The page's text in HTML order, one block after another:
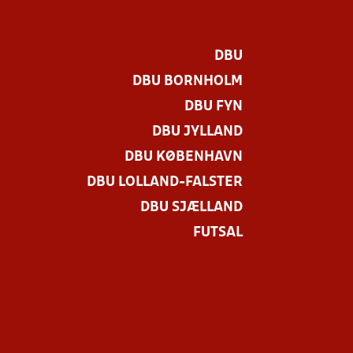
DBU
DBU BORNHOLM
DBU FYN
DBU JYLLAND
DBU KØBENHAVN
DBU LOLLAND-FALSTER
DBU SJÆLLAND
FUTSAL